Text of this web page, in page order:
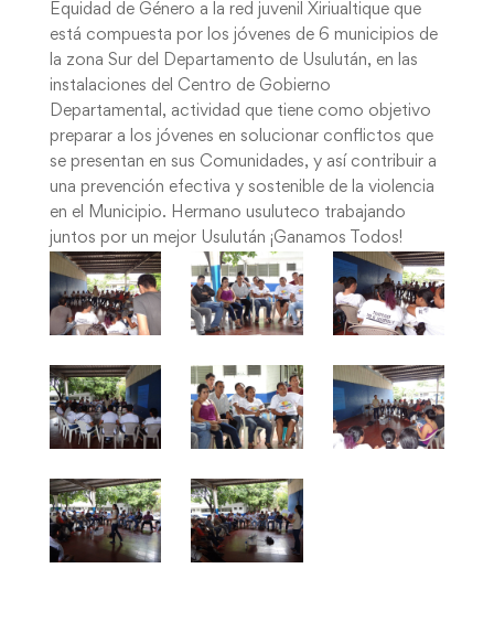
Equidad de Género a la red juvenil Xiriualtique que
está compuesta por los jóvenes de 6 municipios de
la zona Sur del Departamento de Usulután, en las
instalaciones del Centro de Gobierno
Departamental, actividad que tiene como objetivo
preparar a los jóvenes en solucionar conflictos que
se presentan en sus Comunidades, y así contribuir a
una prevención efectiva y sostenible de la violencia
en el Municipio. Hermano usuluteco trabajando
juntos por un mejor Usulután ¡Ganamos Todos!